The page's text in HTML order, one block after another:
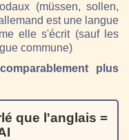
(müssen, sollen,
est une langue
elle s'écrit (sauf les
commune)
plus
que l'anglais =